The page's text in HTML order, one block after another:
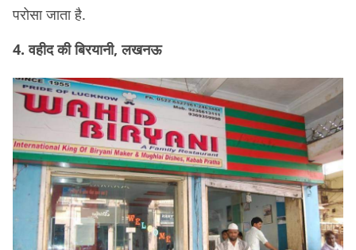
परोसा जाता है.
4. वहीद की बिरयानी, लखनऊ